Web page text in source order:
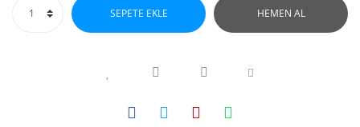
SEPETE EKLE HEMEN AL